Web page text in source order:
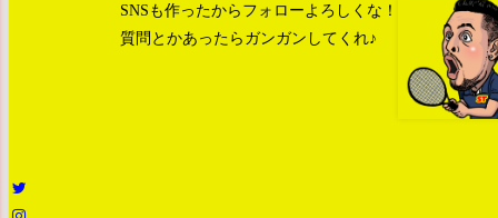
SNSも作ったからフォローよろしくな！
質問とかあったらガンガンしてくれ♪